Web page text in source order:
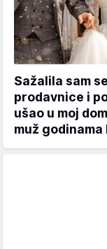
Sažalila sam
prodavnice i
ušao u moj
muž godinama